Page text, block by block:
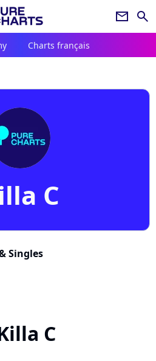
newsletter search
Charts français
C
Singles
C